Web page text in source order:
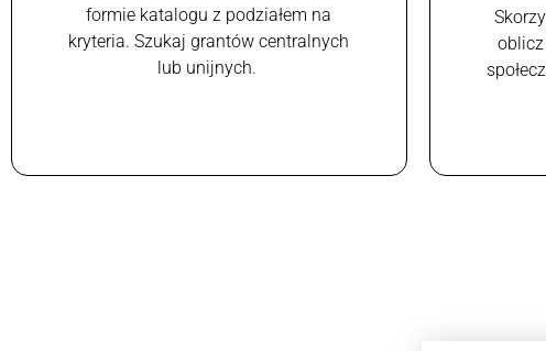
formie katalogu z podziałem na
kryteria. Szukaj grantów centralnych
lub unijnych.
oblicz